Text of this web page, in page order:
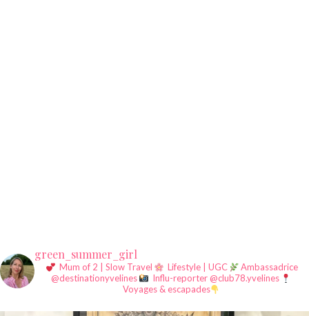
green_summer_girl
Mum of 2 | Slow Travel Lifestyle | UGC
Ambassadrice
@destinationyvelines
Influ-reporter @club78.yvelines
Voyages & escapades